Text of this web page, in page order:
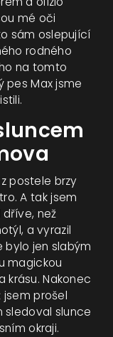
mé oči
sám oslepující
rodného
na tomto
pes Max jsme
postele brzy
A tak jsem
než
a vyrazil
bylo jen slabým
magickou
krásu. Nakonec
jsem prošel
sledoval slunce
okraji.